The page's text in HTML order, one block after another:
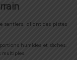
sentiers, allant des pistes
humides et sèches,
multiples.